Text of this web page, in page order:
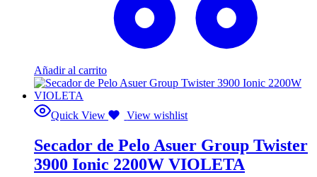
Añadir al carrito
Quick View View wishlist
Secador de Pelo Asuer Group Twister
3900 Ionic 2200W VIOLETA